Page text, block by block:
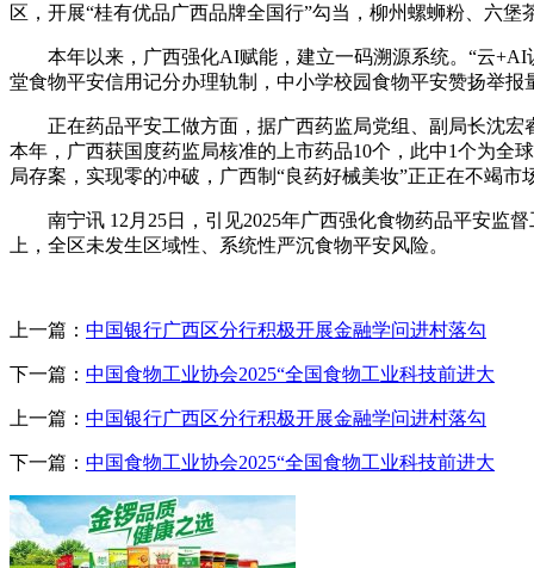
区，开展“桂有优品广西品牌全国行”勾当，柳州螺蛳粉、六
本年以来，广西强化AI赋能，建立一码溯源系统。“云+AI
堂食物平安信用记分办理轨制，中小学校园食物平安赞扬举
正在药品平安工做方面，据广西药监局党组、副局长沈宏
本年，广西获国度药监局核准的上市药品10个，此中1个为全
局存案，实现零的冲破，广西制“良药好械美妆”正正在不竭市
南宁讯 12月25日，引见2025年广西强化食物药品平安监督
上，全区未发生区域性、系统性严沉食物平安风险。
上一篇： 中国银行广西区分行积极开展金融学问进村落勾
下一篇： 中国食物工业协会2025“全国食物工业科技前进大
上一篇： 中国银行广西区分行积极开展金融学问进村落勾
下一篇： 中国食物工业协会2025“全国食物工业科技前进大